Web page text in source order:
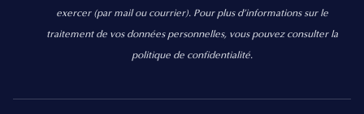
exercer (par mail ou courrier). Pour plus d’informations sur le
traitement de vos données personnelles, vous pouvez consulter la
politique de confidentialité.